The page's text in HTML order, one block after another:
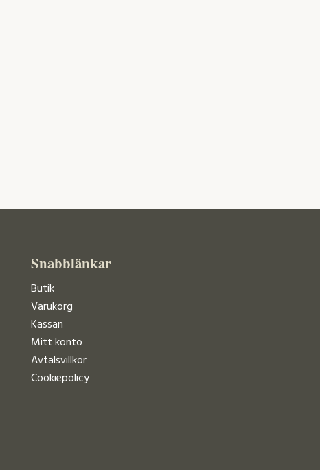
Snabblänkar
Butik
Varukorg
Kassan
Mitt konto
Avtalsvillkor
Cookiepolicy